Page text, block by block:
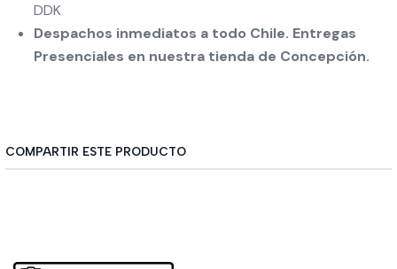
DDK
Despachos inmediatos a todo Chile. Entregas
Presenciales en nuestra tienda de Concepción.
COMPARTIR ESTE PRODUCTO